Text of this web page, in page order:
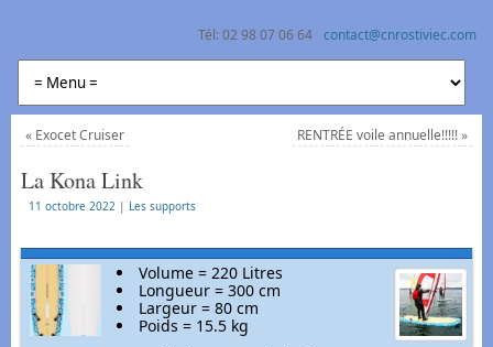
Tél: 02 98 07 06 64 contact@cnrostiviec.com
Centre Nautique Rostiviec Loperhet
Naviguer à la voile et en kayak en rade de Brest
«Exocet Cruiser RENTRÉE voile annuelle!!!!!»
La Kona Link
11 octobre 2022 | Les supports
Volume = 220 Litres
Longueur = 300 cm
Largeur = 80 cm
Poids = 15.5 kg